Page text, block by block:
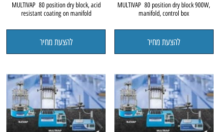
MULTIVAP 80 position dry block 900W,
manifold, control box
להצעת מחיר
MULTIVAP 80 position dry block, acid
resistant coating on manifold
להצעת מחיר